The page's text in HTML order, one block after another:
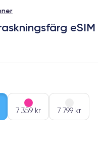
eSIM
7 359 kr 7 799 kr